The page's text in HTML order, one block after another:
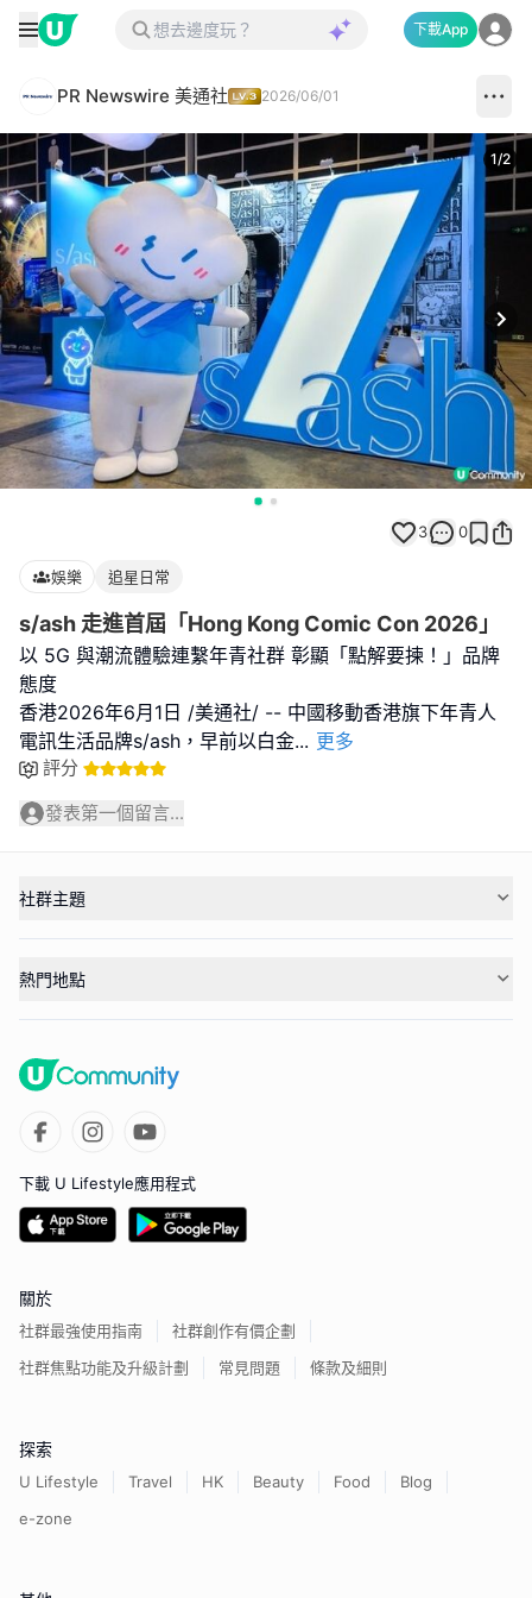
下載App
PR Newswire 美通社 2026/06/01
1/2
3 0
娛樂 追星日常
s/ash 走進首屆「Hong Kong Comic Con 2026」
以 5G 與潮流體驗連繫年青社群 彰顯「點解要揀！」品牌
態度
香港2026年6月1日 /美通社/ -- 中國移動香港旗下年青人
電訊生活品牌s/ash，早前以白金... 更多
評分
發表第一個留言...
社群主題
熱門地點
下載 U Lifestyle應用程式
關於
社群最強使用指南
社群創作有價企劃
社群焦點功能及升級計劃
常見問題 條款及細則
探索
U Lifestyle Travel HK Beauty Food
Blog
e-zone